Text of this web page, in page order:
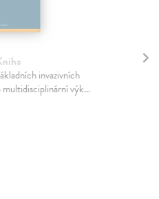
invazivních
výk...